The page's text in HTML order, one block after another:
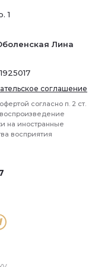
1
Лина
соглашение
согласно п. 2 ст.
на иностранные
восприятия